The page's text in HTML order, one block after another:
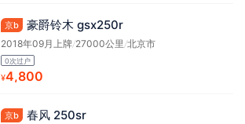
京b 豪爵铃木 gsx250r
2018年09月上牌/27000公里/北京市
0次过户
¥4,800
京b 春风 250sr